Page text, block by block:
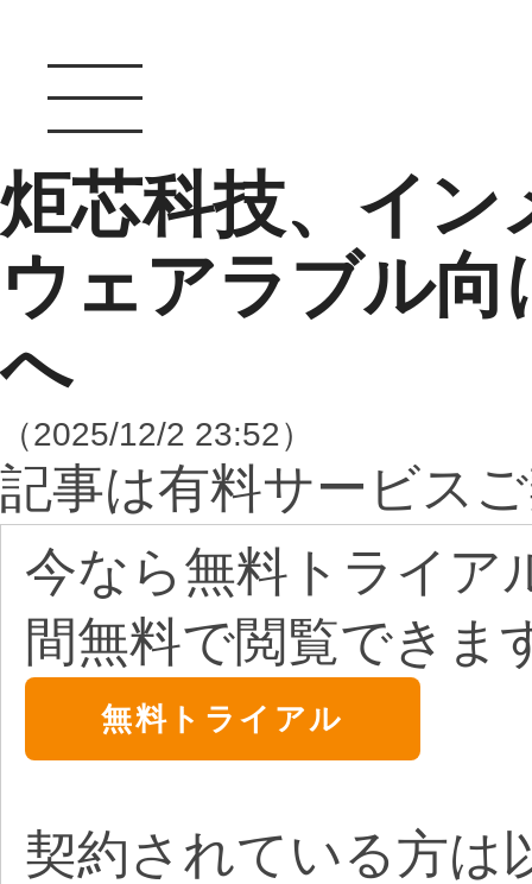
炬芯科技、イン
ウェアラブル
へ
（2025/12/2 23:52）
記事は有料サービス
今なら無料トライア
間無料で閲覧できま
無料トライアル
契約されている方は